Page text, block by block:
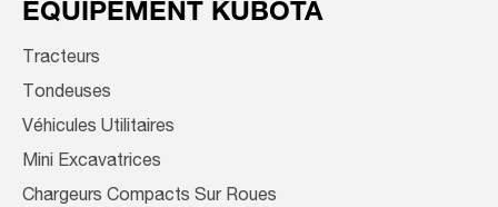
ÉQUIPEMENT KUBOTA
Tracteurs
Tondeuses
Véhicules Utilitaires
Mini Excavatrices
Chargeurs Compacts Sur Roues